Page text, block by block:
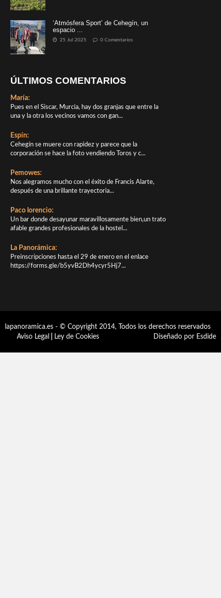
‘Atmósfera Sport’ de Cehegín, un
espacio ...
25 Jul 2025 0 Comentarios
ÚLTIMOS COMENTARIOS
María:
Pues en el Siscar, Murcia, hay dos granjas que entre la
una y la otra los vecinos vamos con gan...
Espín:
Cehegín se muere con rapidez y parece que la
corporación se hace la foto vendiendo Toros y c...
Pemowes:
Nos alegramos mucho con el éxito de Francis Alarte,
después de una brillante trayectoria...
Paco lorencio:
Un bar donde desayunar maravillosamente bien,un trato
afable grandes profesionales de la hostel...
La Panorámica:
Preinscripciones hasta el 29 de enero en el enlace
https://forms.gle/b5yvB2Dh4ycyr5Hj7...
lapanoramica.es - © Copyright 2014, Todos los derechos reservados
Aviso Legal
Ley de Cookies Diseñado por Esdide